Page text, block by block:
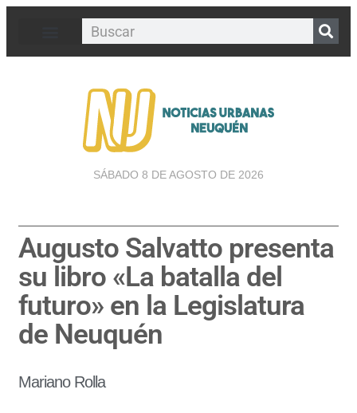
SÁBADO 8 DE AGOSTO DE 2026
Augusto Salvatto presenta
su libro «La batalla del
futuro» en la Legislatura
de Neuquén
Mariano Rolla